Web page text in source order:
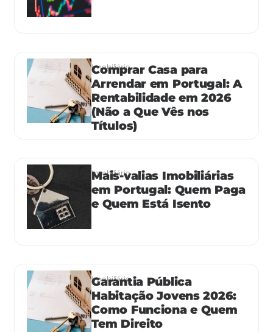
Imobiliário
Comprar Casa para
Arrendar em Portugal: A
Rentabilidade em 2026
(Não a Que Vês nos
Títulos)
Imobiliário
Mais-valias Imobiliárias
em Portugal: Quem Paga
e Quem Está Isento
Imobiliário
Garantia Pública
Habitação Jovens 2026:
Como Funciona e Quem
Tem Direito